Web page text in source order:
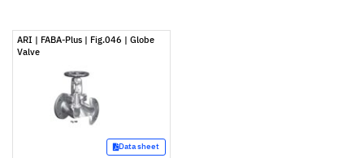
ARI | FABA-Plus | Fig.046 | Globe
Valve
Data sheet